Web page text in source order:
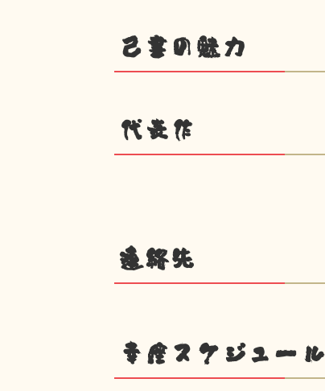
己書の魅力
代表作
連絡先
幸座スケジュール